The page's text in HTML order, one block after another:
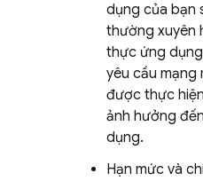
dụng của bạn
thường xuyên
thực ứng
yêu cầu mạng
được thực
ảnh hưởng
dụng.
Hạn mức và